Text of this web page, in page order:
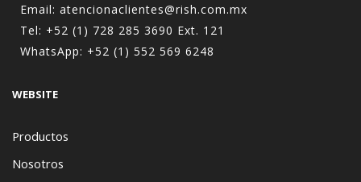
Email: atencionaclientes@rish.com.mx
Tel: +52 (1) 728 285 3690 Ext. 121
WhatsApp: +52 (1) 552 569 6248
WEBSITE
Productos
Nosotros